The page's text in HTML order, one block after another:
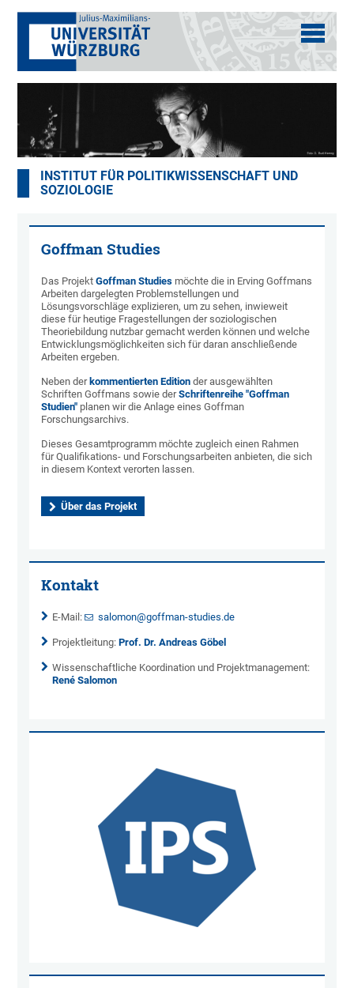
INSTITUT FÜR POLITIKWISSENSCHAFT UND
SOZIOLOGIE
Goffman Studies
Das ProjektGoffman Studies möchte die in Erving Goffmans
Arbeiten dargelegten Problemstellungen und
Lösungsvorschläge explizieren, um zu sehen, inwieweit
diese für heutige Fragestellungen der soziologischen
Theoriebildung nutzbar gemacht werden können und welche
Entwicklungsmöglichkeiten sich für daran anschließende
Arbeiten ergeben.
Neben der kommentierten Edition der ausgewählten
Schriften Goffmans sowie derSchriftenreihe "Goffman
Studien" planen wir die Anlage eines Goffman
Forschungsarchivs.
Dieses Gesamtprogramm möchte zugleich einen Rahmen
für Qualifikations- und Forschungsarbeiten anbieten, die sich
in diesem Kontext verorten lassen.
Über das Projekt
Kontakt
E-Mail: salomon@goffman-studies.de
Projektleitung:Prof. Dr. Andreas Göbel
Wissenschaftliche Koordination und Projektmanagement:
René Salomon